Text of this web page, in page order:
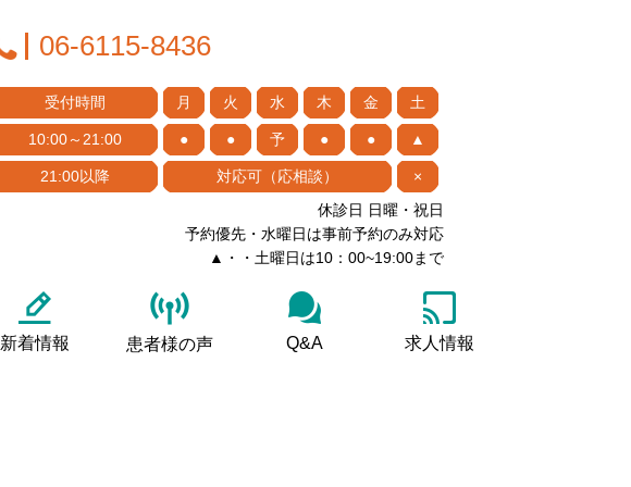
06-6115-8436
受付時間 月 火 水 木 金 土
10:00～21:00 ● ● 予 ● ● ▲
21:00以降 対応可（応相談）
×
休診日 日曜・祝日
予約優先・水曜日は事前予約のみ対応
▲・・土曜日は10：00~19:00まで
新着情報 患者様の声 Q&A 求人情報